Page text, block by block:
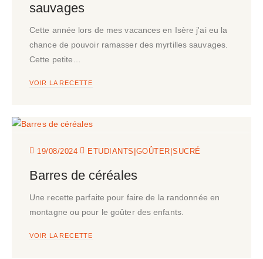
sauvages
Cette année lors de mes vacances en Isère j'ai eu la
chance de pouvoir ramasser des myrtilles sauvages.
Cette petite…
VOIR LA RECETTE
19/08/2024 ETUDIANTS |GOÛTER|SUCRÉ
Barres de céréales
Une recette parfaite pour faire de la randonnée en
montagne ou pour le goûter des enfants.
VOIR LA RECETTE